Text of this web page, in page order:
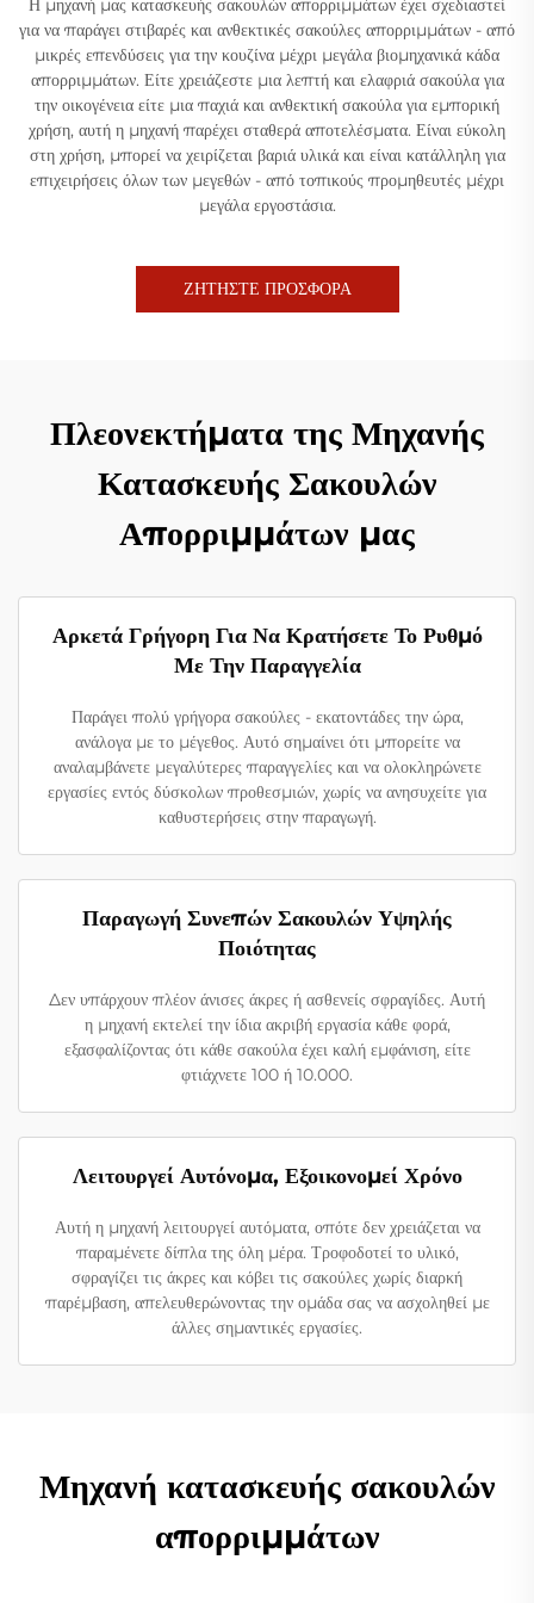
Η μηχανή μας κατασκευής σακουλών απορριμμάτων έχει σχεδιαστεί
για να παράγει στιβαρές και ανθεκτικές σακούλες απορριμμάτων - από
μικρές επενδύσεις για την κουζίνα μέχρι μεγάλα βιομηχανικά κάδα
απορριμμάτων. Είτε χρειάζεστε μια λεπτή και ελαφριά σακούλα για
την οικογένεια είτε μια παχιά και ανθεκτική σακούλα για εμπορική
χρήση, αυτή η μηχανή παρέχει σταθερά αποτελέσματα. Είναι εύκολη
στη χρήση, μπορεί να χειρίζεται βαριά υλικά και είναι κατάλληλη για
επιχειρήσεις όλων των μεγεθών - από τοπικούς προμηθευτές μέχρι
μεγάλα εργοστάσια.
ΖΗΤΗΣΤΕ ΠΡΟΣΦΟΡΑ
Πλεονεκτήματα της Μηχανής
Κατασκευής Σακουλών
Απορριμμάτων μας
Αρκετά Γρήγορη Για Να Κρατήσετε Το Ρυθμό
Με Την Παραγγελία
Παράγει πολύ γρήγορα σακούλες - εκατοντάδες την ώρα,
ανάλογα με το μέγεθος. Αυτό σημαίνει ότι μπορείτε να
αναλαμβάνετε μεγαλύτερες παραγγελίες και να ολοκληρώνετε
εργασίες εντός δύσκολων προθεσμιών, χωρίς να ανησυχείτε για
καθυστερήσεις στην παραγωγή.
Παραγωγή Συνεπών Σακουλών Υψηλής
Ποιότητας
Δεν υπάρχουν πλέον άνισες άκρες ή ασθενείς σφραγίδες. Αυτή
η μηχανή εκτελεί την ίδια ακριβή εργασία κάθε φορά,
εξασφαλίζοντας ότι κάθε σακούλα έχει καλή εμφάνιση, είτε
φτιάχνετε 100 ή 10.000.
Λειτουργεί Αυτόνομα, Εξοικονομεί Χρόνο
Αυτή η μηχανή λειτουργεί αυτόματα, οπότε δεν χρειάζεται να
παραμένετε δίπλα της όλη μέρα. Τροφοδοτεί το υλικό,
σφραγίζει τις άκρες και κόβει τις σακούλες χωρίς διαρκή
παρέμβαση, απελευθερώνοντας την ομάδα σας να ασχοληθεί με
άλλες σημαντικές εργασίες.
Μηχανή κατασκευής σακουλών
απορριμμάτων